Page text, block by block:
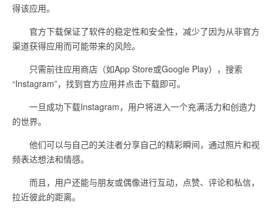
得该应用。
官方下载保证了软件的稳定性和安全性，减少了因为从非官方
渠道获得应用而可能带来的风险。
只需前往应用商店（如App Store或Google Play），搜索
“Instagram”，找到官方应用并点击下载即可。
一旦成功下载Instagram，用户将进入一个充满活力和创造力
的世界。
他们可以与自己的关注者分享自己的精彩瞬间，通过照片和视
频表达想法和情感。
而且，用户还能与朋友或偶像进行互动，点赞、评论和私信，
拉近彼此的距离。